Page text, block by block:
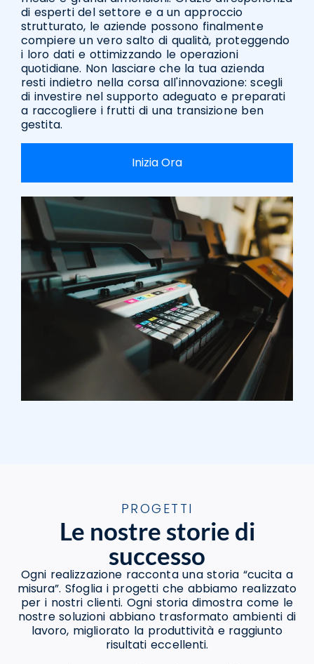
di esperti del settore e a un approccio
strutturato, le aziende possono finalmente
compiere un vero salto di qualità, proteggendo
i loro dati e ottimizzando le operazioni
quotidiane. Non lasciare che la tua azienda
resti indietro nella corsa all'innovazione: scegli
di investire nel supporto adeguato e preparati
a raccogliere i frutti di una transizione ben
gestita.
Inizia Ora
PROGETTI
Le nostre storie di
successo
Ogni realizzazione racconta una storia “cucita a
misura”. Sfoglia i progetti che abbiamo realizzato
per i nostri clienti. Ogni storia dimostra come le
nostre soluzioni abbiano trasformato ambienti di
lavoro, migliorato la produttività e raggiunto
risultati eccellenti.